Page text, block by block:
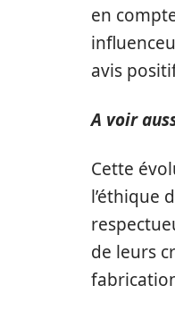
en
avis
A voir
Cette
l’éthique
de leurs